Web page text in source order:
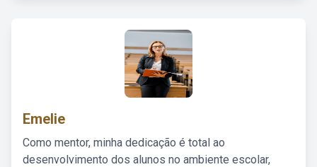
Emelie
Como mentor, minha dedicação é total ao
desenvolvimento dos alunos no ambiente escolar,